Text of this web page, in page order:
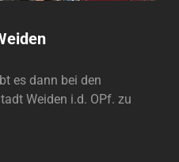
es dann bei den
Weiden i.d. OPf. zu